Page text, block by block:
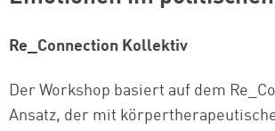
Re_Connection Kollektiv
Der Workshop basiert auf dem
Ansatz, der mit